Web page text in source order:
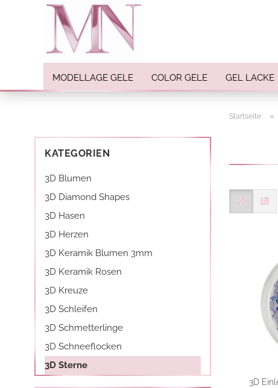
MODELLAGE GELE COLOR GELE GEL LACKE
INK Colors
Startseite »
3D
KATEGORIEN
3D Blumen
3D Diamond Shapes
3D Hasen
3D Herzen
3D Keramik Blumen 3mm
3D Keramik Rosen
3D Kreuze
3D Schleifen
3D Schmetterlinge
3D Schneeflocken
3D Sterne